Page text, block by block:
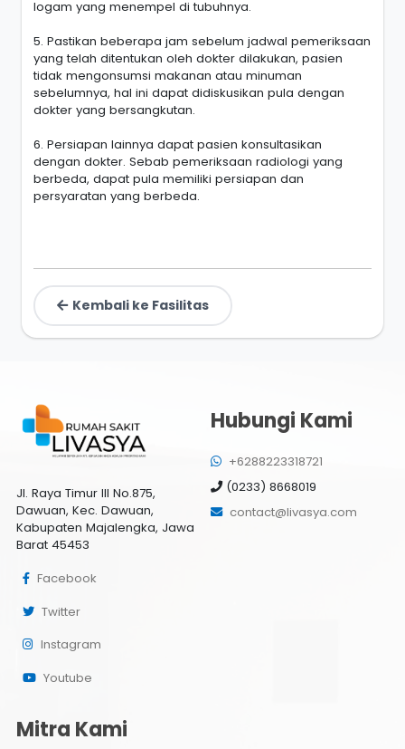
logam yang menempel di tubuhnya.
5. Pastikan beberapa jam sebelum jadwal pemeriksaan
yang telah ditentukan oleh dokter dilakukan, pasien
tidak mengonsumsi makanan atau minuman
sebelumnya, hal ini dapat didiskusikan pula dengan
dokter yang bersangkutan.
6. Persiapan lainnya dapat pasien konsultasikan
dengan dokter. Sebab pemeriksaan radiologi yang
berbeda, dapat pula memiliki persiapan dan
persyaratan yang berbeda.
Kembali ke Fasilitas
Jl. Raya Timur III No.875,
Dawuan, Kec. Dawuan,
Kabupaten Majalengka, Jawa
Barat 45453
Facebook
Twitter
Instagram
Youtube
Hubungi Kami
+6288223318721
(0233) 8668019
contact@livasya.com
Mitra Kami